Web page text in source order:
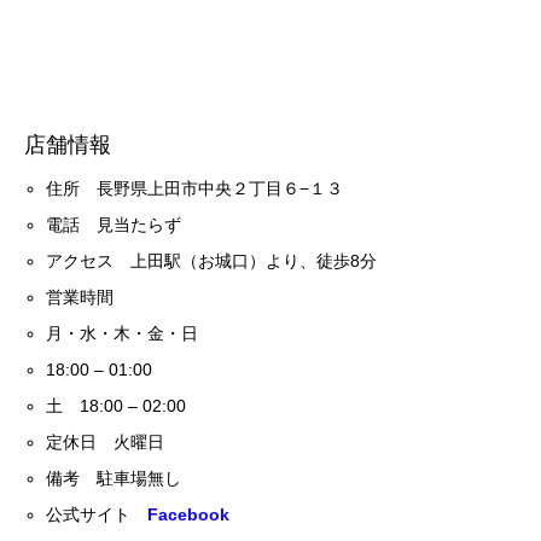
店舗情報
住所 長野県上田市中央２丁目６−１３
電話 見当たらず
アクセス 上田駅（お城口）より、徒歩8分
営業時間
月・水・木・金・日
18:00 – 01:00
土 18:00 – 02:00
定休日 火曜日
備考 駐車場無し
公式サイト Facebook